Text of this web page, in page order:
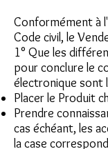
Conformément à
Code civil, le
1° Que les
pour conclure le
électronique sont
Placer le Produit
Prendre
cas échéant, les
la case